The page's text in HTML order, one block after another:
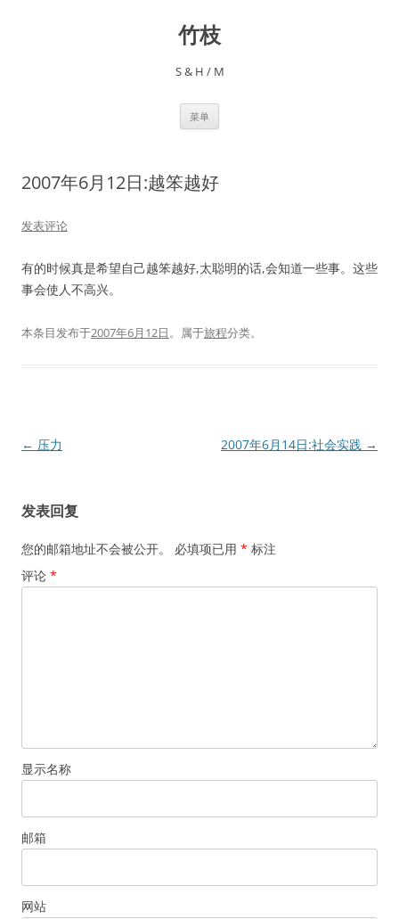
竹枝
S & H / M
菜单
2007年6月12日:越笨越好
发表评论
有的时候真是希望自己越笨越好,太聪明的话,会知道一些事。这些
事会使人不高兴。
本条目发布于2007年6月12日。属于旅程分类。
文
航
← 压力 2007年6月14日:社会实践 →
发表回复
您的邮箱地址不会被公开。 必填项已用 * 标注
评论 *
显示名称
邮箱
网站